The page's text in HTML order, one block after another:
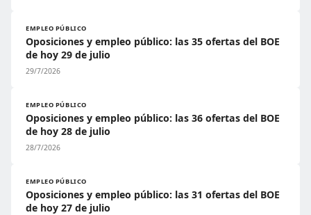
EMPLEO PÚBLICO
Oposiciones y empleo público: las 35 ofertas del BOE
de hoy 29 de julio
29/7/2026
EMPLEO PÚBLICO
Oposiciones y empleo público: las 36 ofertas del BOE
de hoy 28 de julio
28/7/2026
EMPLEO PÚBLICO
Oposiciones y empleo público: las 31 ofertas del BOE
de hoy 27 de julio